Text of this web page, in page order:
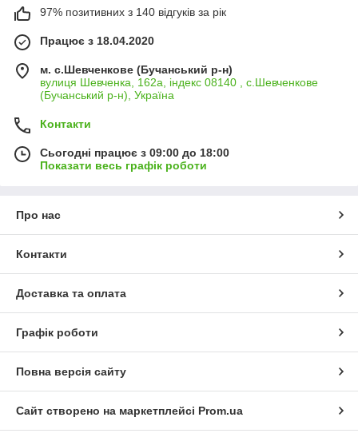
97% позитивних з 140 відгуків за рік
Працює з 18.04.2020
м. с.Шевченкове (Бучанський р-н)
вулиця Шевченка, 162а, індекс 08140 , с.Шевченкове
(Бучанський р-н), Україна
Контакти
Сьогодні працює з 09:00 до 18:00
Показати весь графік роботи
Про нас
Контакти
Доставка та оплата
Графік роботи
Повна версія сайту
Сайт створено на маркетплейсі Prom.ua